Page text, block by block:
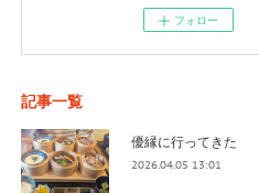
フォロー
記事一覧
優縁に行ってきた
2026.04.05 13:01